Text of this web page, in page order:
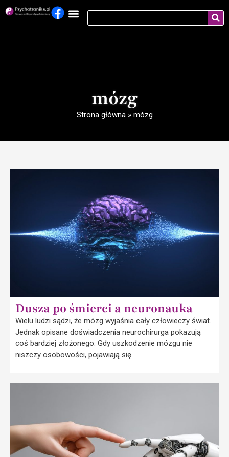
mózg
Strona główna» mózg
Dusza po śmierci a neuronauka
Wielu ludzi sądzi, że mózg wyjaśnia cały człowieczy świat.
Jednak opisane doświadczenia neurochirurga pokazują
coś bardziej złożonego. Gdy uszkodzenie mózgu nie
niszczy osobowości, pojawiają się